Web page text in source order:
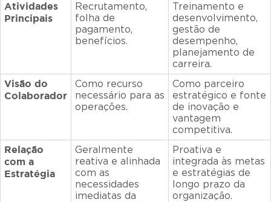
Atividades
Principais
Recrutamento,
folha de
pagamento,
benefícios.
Treinamento e
desenvolvimento,
gestão de
desempenho,
planejamento de
carreira.
Visão do
Colaborador
Como recurso
necessário para as
operações.
Como parceiro
estratégico e fonte
de inovação e
vantagem
competitiva.
Relação
com a
Estratégia
Geralmente
reativa e alinhada
com as
necessidades
imediatas da
Proativa e
integrada às metas
e estratégias de
longo prazo da
organização.